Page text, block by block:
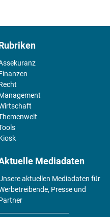
Rubriken
Mediadaten
aktuellen Mediadaten für
Presse und